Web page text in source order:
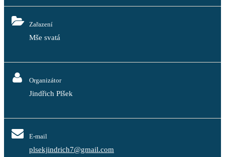
Zařazení
Mše svatá
Organizátor
Jindřich Plšek
E-mail
plsekjindrich7@gmail.com